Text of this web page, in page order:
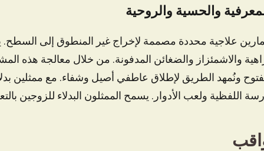
والحسية والروحية
علاجية محددة مصممة لإخراج غير المنطوق إلى
والاشمئزاز والضغائن المدفونة. من خلال معالجة هذه
ونُمهد الطريق لإطلاق عاطفي أصيل وشفاء. مع ممثلين
اللفظية ولعب الأدوار. يسمح الممثلون البدلاء للزوجين